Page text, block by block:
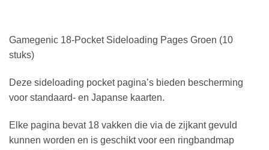
Gamegenic 18-Pocket Sideloading Pages Groen (10
stuks)
Deze sideloading pocket pagina’s bieden bescherming
voor standaard- en Japanse kaarten.
Elke pagina bevat 18 vakken die via de zijkant gevuld
kunnen worden en is geschikt voor een ringbandmap